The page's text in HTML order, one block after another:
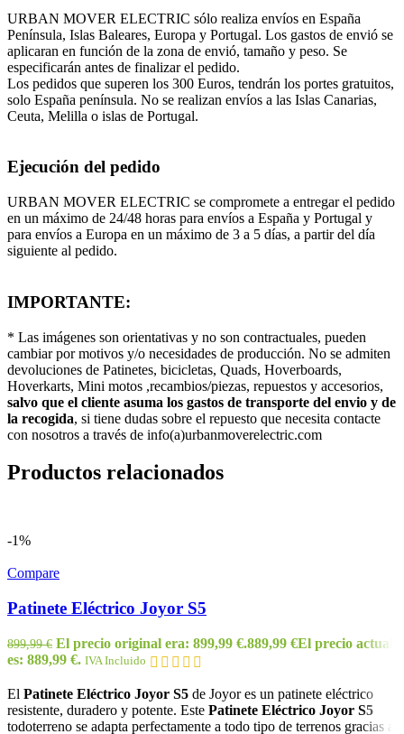
URBAN MOVER ELECTRIC sólo realiza envíos en España
Península, Islas Baleares, Europa y Portugal. Los gastos de envió se
aplicaran en función de la zona de envió, tamaño y peso. Se
especificarán antes de finalizar el pedido.
Los pedidos que superen los 300 Euros, tendrán los portes gratuitos,
solo España península. No se realizan envíos a las Islas Canarias,
Ceuta, Melilla o islas de Portugal.
Ejecución del pedido
URBAN MOVER ELECTRIC se compromete a entregar el pedido
en un máximo de 24/48 horas para envíos a España y Portugal y
para envíos a Europa en un máximo de 3 a 5 días, a partir del día
siguiente al pedido.
IMPORTANTE:
* Las imágenes son orientativas y no son contractuales, pueden
cambiar por motivos y/o necesidades de producción. No se admiten
devoluciones de Patinetes, bicicletas, Quads, Hoverboards,
Hoverkarts, Mini motos ,recambios/piezas, repuestos y accesorios,
salvo que el cliente asuma los gastos de transporte del envio y de
la recogida, si tiene dudas sobre el repuesto que necesita contacte
con nosotros a través de info(a)urbanmoverelectric.com
Productos relacionados
-1%
Compare
Patinete Eléctrico Joyor S5
899,99€ El precio original era: 899,99 €.889,99 €El precio actual
es: 889,99 €. IVA Incluido
El Patinete Eléctrico Joyor S5 de Joyor es un patinete eléctrico
resistente, duradero y potente. Este Patinete Eléctrico Joyor S5
todoterreno se adapta perfectamente a todo tipo de terrenos gracias a